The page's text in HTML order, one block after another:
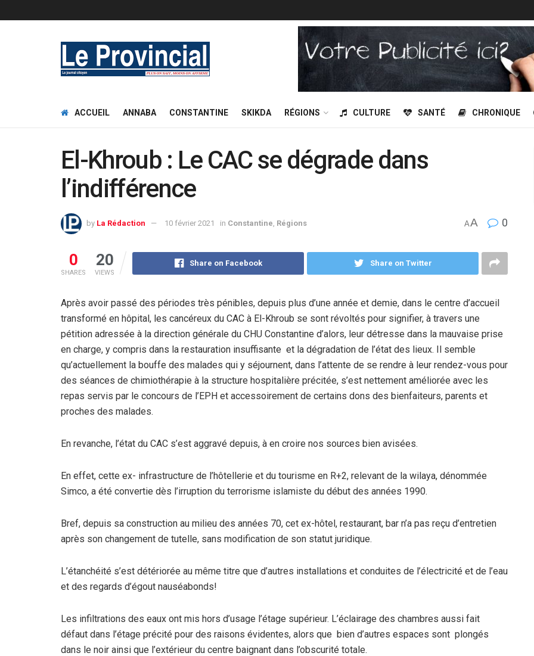
ACCUEIL ANNABA CONSTANTINE SKIKDA RÉGIONS CULTURE SANTÉ CHRONIQUE
El-Khroub : Le CAC se dégrade dans
l’indifférence
by La Rédaction 10 février 2021 in Constantine Régions AA 0
0
SHARES
20
VIEWS
Share on Facebook Share on Twitter
Après avoir passé des périodes très pénibles, depuis plus d’une année et demie, dans le centre d’accueil
transformé en hôpital, les cancéreux du CAC à El-Khroub se sont révoltés pour signifier, à travers une
pétition adressée à la direction générale du CHU Constantine d’alors, leur détresse dans la mauvaise prise
en charge, y compris dans la restauration insuffisante et la dégradation de l’état des lieux. Il semble
qu’actuellement la bouffe des malades qui y séjournent, dans l’attente de se rendre à leur rendez-vous pour
des séances de chimiothérapie à la structure hospitalière précitée, s’est nettement améliorée avec les
repas servis par le concours de l’EPH et accessoirement de certains dons des bienfaiteurs, parents et
proches des malades.
En revanche, l’état du CAC s’est aggravé depuis, à en croire nos sources bien avisées.
En effet, cette ex- infrastructure de l’hôtellerie et du tourisme en R+2, relevant de la wilaya, dénommée
Simco, a été convertie dès l’irruption du terrorisme islamiste du début des années 1990.
Bref, depuis sa construction au milieu des années 70, cet ex-hôtel, restaurant, bar n’a pas reçu d’entretien
après son changement de tutelle, sans modification de son statut juridique.
L’étanchéité s’est détériorée au même titre que d’autres installations et conduites de l’électricité et de l’eau
et des regards d’égout nauséabonds!
Les infiltrations des eaux ont mis hors d’usage l’étage supérieur. L’éclairage des chambres aussi fait
défaut dans l’étage précité pour des raisons évidentes, alors que bien d’autres espaces sont plongés
dans le noir ainsi que l’extérieur du centre baignant dans l’obscurité totale.